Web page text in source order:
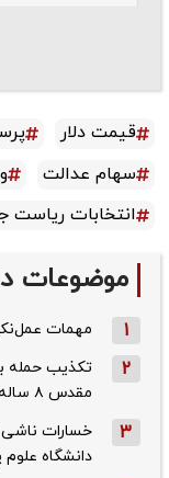
قیمت دلار
سهام عدالت
انتخابات ریاست
موضوعات
1 مهمات
2
تکذیب حمله
مقدس ۸ ساله منفجر شد
3
خسارات ناشی
دانشگاه